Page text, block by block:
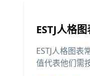
ESTJ人格
ESTJ人格图
值代表他们需